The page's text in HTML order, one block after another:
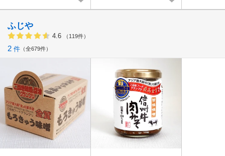
ふじや
4.6 （119件）
2 件 全679件